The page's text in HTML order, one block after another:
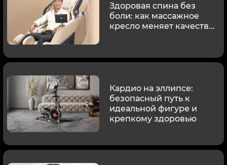
Здоровая спина без
боли: как массажное
кресло меняет качеств...
Кардио на эллипсе:
безопасный путь к
идеальной фигуре и
крепкому здоровью